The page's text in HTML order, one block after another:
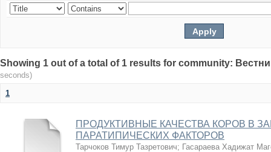
Showing 1 out of a total of 1 results for community:
seconds)
1
ПРОДУКТИВНЫЕ КАЧЕСТВА КОРОВ В
ПАРАТИПИЧЕСКИХ ФАКТОРОВ
Тарчоков Тимур Тазретович; Гасараева Хадижат